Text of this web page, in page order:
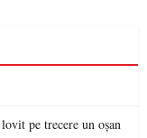
pe trecere un oșan